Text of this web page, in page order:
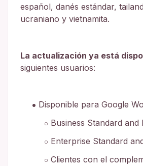
español, danés estándar,
ucraniano y vietnamita.
La actualización ya está
siguientes usuarios:
Disponible para Google
Business Standard and
Enterprise Standard
Clientes con el